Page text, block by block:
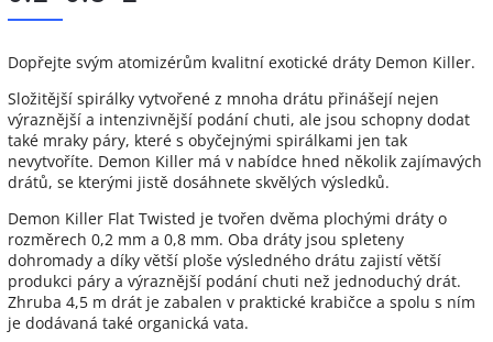
Dopřejte svým atomizérům kvalitní exotické dráty Demon Killer.
Složitější spirálky vytvořené z mnoha drátu přinášejí nejen
výraznější a intenzivnější podání chuti, ale jsou schopny dodat
také mraky páry, které s obyčejnými spirálkami jen tak
nevytvoříte. Demon Killer má v nabídce hned několik zajímavých
drátů, se kterými jistě dosáhnete skvělých výsledků.
Demon Killer Flat Twisted je tvořen dvěma plochými dráty o
rozměrech 0,2 mm a 0,8 mm. Oba dráty jsou spleteny
dohromady a díky větší ploše výsledného drátu zajistí větší
produkci páry a výraznější podání chuti než jednoduchý drát.
Zhruba 4,5 m drát je zabalen v praktické krabičce a spolu s ním
je dodávaná také organická vata.